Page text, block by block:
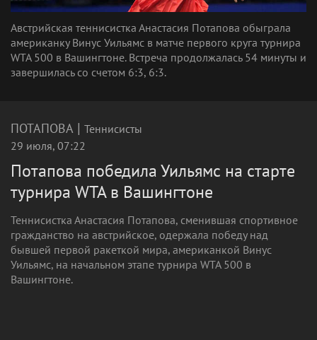
Австрийская теннисистка Анастасия Потапова обыграла
американку Винус Уильямс в матче первого круга турнира
WTA 500 в Вашингтоне. Встреча продолжалась 54 минуты и
завершилась со счетом 6:3, 6:3.
ПОТАПОВА | Теннисисты
29 июля, 07:22
Потапова победила Уильямс на старте
турнира WTA в Вашингтоне
Теннисистка Анастасия Потапова, сменившая спортивное
гражданство на австрийское, одержала победу над
бывшей первой ракеткой мира, американкой Винус
Уильямс, на начальном этапе турнира WTA 500 в
Вашингтоне.